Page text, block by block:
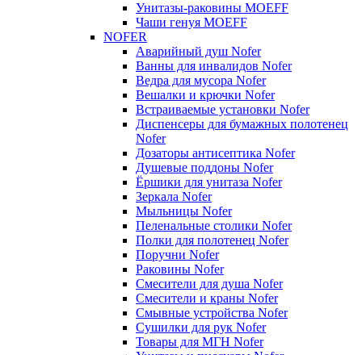
Унитазы-раковины MOEFF
Чаши генуя MOEFF
NOFER
Аварийный душ Nofer
Ванны для инвалидов Nofer
Ведра для мусора Nofer
Вешалки и крючки Nofer
Встраиваемые установки Nofer
Диспенсеры для бумажных полотенец
Nofer
Дозаторы антисептика Nofer
Душевые поддоны Nofer
Ёршики для унитаза Nofer
Зеркала Nofer
Мыльницы Nofer
Пеленальные столики Nofer
Полки для полотенец Nofer
Поручни Nofer
Раковины Nofer
Смесители для душа Nofer
Смесители и краны Nofer
Смывные устройства Nofer
Сушилки для рук Nofer
Товары для МГН Nofer